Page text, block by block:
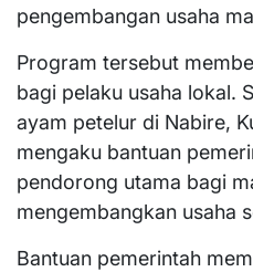
pengembangan usaha
Program tersebut
bagi pelaku usaha lokal.
ayam petelur di Nabire,
mengaku bantuan
pendorong utama bagi
mengembangkan usaha
Bantuan pemerintah